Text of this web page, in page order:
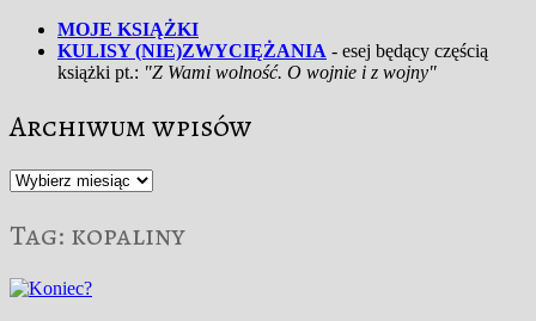
MOJE KSIĄŻKI
KULISY (NIE)ZWYCIĘŻANIA - esej będący częścią
książki pt.: "Z Wami wolność. O wojnie i z wojny"
Archiwum wpisów
Archiwum
Tag: kopaliny